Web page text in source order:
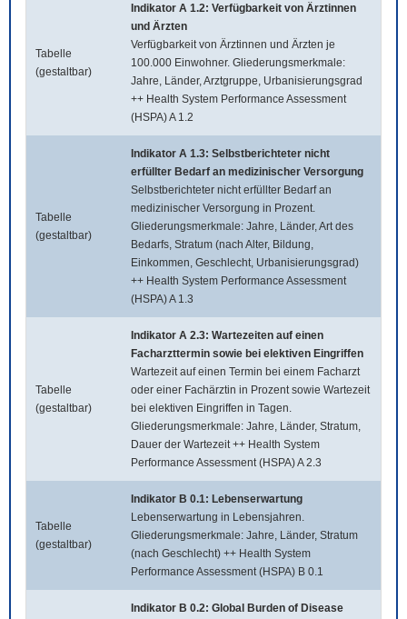
Tabelle
(gestaltbar)
Indikator A 1.2: Verfügbarkeit von Ärztinnen
und Ärzten
Verfügbarkeit von Ärztinnen und Ärzten je
100.000 Einwohner. Gliederungsmerkmale:
Jahre, Länder, Arztgruppe, Urbanisierungsgrad
++ Health System Performance Assessment
(HSPA) A 1.2
Tabelle
(gestaltbar)
Indikator A 1.3: Selbstberichteter nicht
erfüllter Bedarf an medizinischer Versorgung
Selbstberichteter nicht erfüllter Bedarf an
medizinischer Versorgung in Prozent.
Gliederungsmerkmale: Jahre, Länder, Art des
Bedarfs, Stratum (nach Alter, Bildung,
Einkommen, Geschlecht, Urbanisierungsgrad)
++ Health System Performance Assessment
(HSPA) A 1.3
Tabelle
(gestaltbar)
Indikator A 2.3: Wartezeiten auf einen
Facharzttermin sowie bei elektiven Eingriffen
Wartezeit auf einen Termin bei einem Facharzt
oder einer Fachärztin in Prozent sowie Wartezeit
bei elektiven Eingriffen in Tagen.
Gliederungsmerkmale: Jahre, Länder, Stratum,
Dauer der Wartezeit ++ Health System
Performance Assessment (HSPA) A 2.3
Tabelle
(gestaltbar)
Indikator B 0.1: Lebenserwartung
Lebenserwartung in Lebensjahren.
Gliederungsmerkmale: Jahre, Länder, Stratum
(nach Geschlecht) ++ Health System
Performance Assessment (HSPA) B 0.1
Indikator B 0.2: Global Burden of Disease